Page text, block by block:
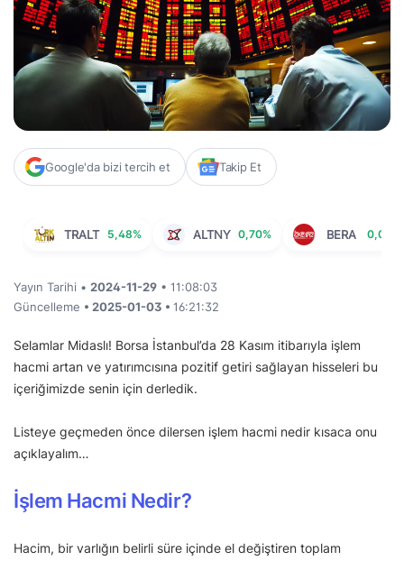
Google'da bizi tercih et Takip Et
TRALT 5,48% ALTNY 0,70% BERA 0,08%
Yayın Tarihi • 2024-11-29 • 11:08:03
Güncelleme • 2025-01-03 • 16:21:32
Selamlar Midaslı! Borsa İstanbul’da 28 Kasım itibarıyla işlem
hacmi artan ve yatırımcısına pozitif getiri sağlayan hisseleri bu
içeriğimizde senin için derledik.
Listeye geçmeden önce dilersen işlem hacmi nedir kısaca onu
açıklayalım…
İşlem Hacmi Nedir?
Hacim, bir varlığın belirli süre içinde el değiştiren toplam